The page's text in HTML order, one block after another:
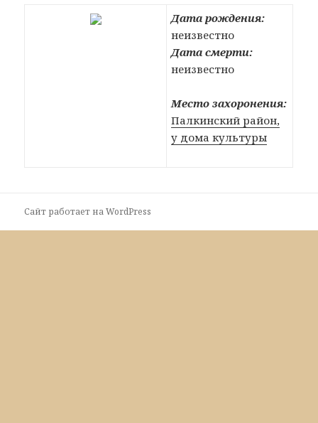
Дата рождения:
неизвестно
Дата смерти:
неизвестно
Место захоронения:
Палкинский район,
у дома культуры
Сайт работает на WordPress